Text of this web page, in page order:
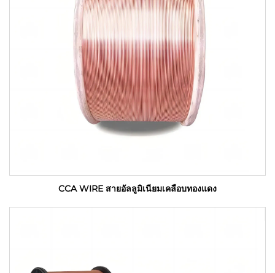
CCA WIRE สายอัลลูมิเนียมเคลือบทองแดง